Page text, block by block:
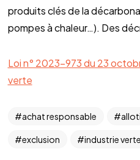
produits clés de la
pompes à chaleur…). Des
Loi n° 2023-973 du 23
verte
achat responsable
exclusion industrie verte